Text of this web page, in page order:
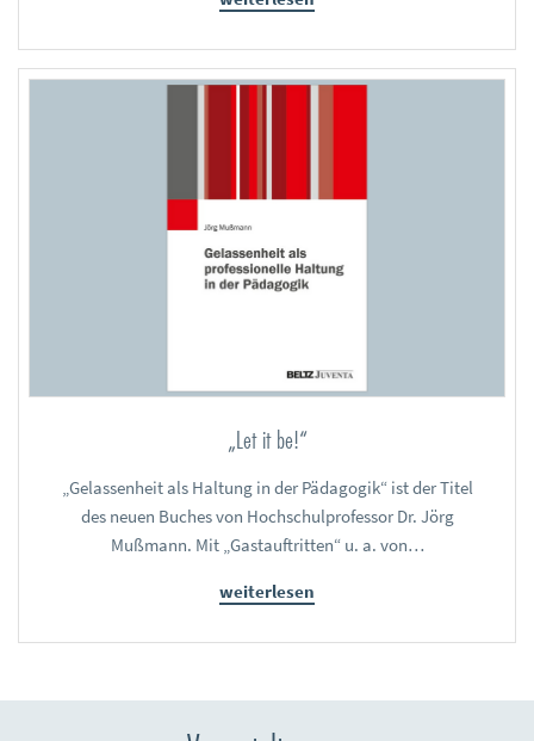
„Let it be!“
„Gelassenheit als Haltung in der Pädagogik“ ist der Titel
des neuen Buches von Hochschulprofessor Dr. Jörg
Mußmann. Mit „Gastauftritten“ u. a. von…
weiterlesen